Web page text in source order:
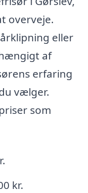
overveje.
eller
af
erfaring
vælger.
som
kr.